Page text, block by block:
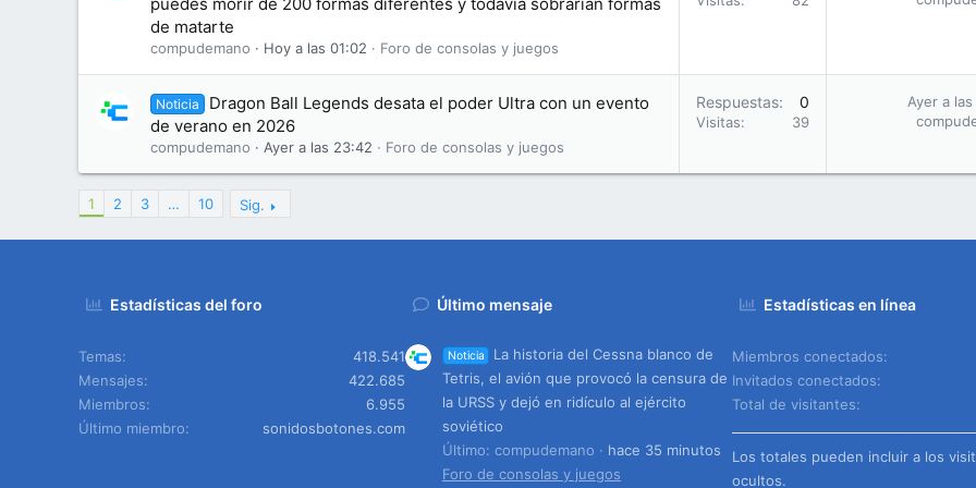
puedes morir de 200 formas diferentes y todavía sobrarían formas
de matarte
compudemano Hoy a las 01:02 Foro de consolas y juegos
Noticia
Dragon Ball Legends desata el poder Ultra con un evento
de verano en 2026
compudemano Ayer a las 23:42 Foro de consolas y juegos
Respuestas 0
Visitas 39
Ayer a
1 2 3 … 10 Sig.
Estadísticas del foro
Temas
418.541
Mensajes
422.685
Miembros
6.955
Último miembro
sonidosbotones.com
Último mensaje
Noticia
La historia del Cessna blanco de
Tetris, el avión que provocó la censura de
la URSS y dejó en ridículo al ejército
soviético
Último: compudemano
hace 35 minutos
Foro de consolas y juegos
Estadísticas en línea
Miembros conectados
Invitados conectados
Total de visitantes
Los totales pueden incluir a los
ocultos.